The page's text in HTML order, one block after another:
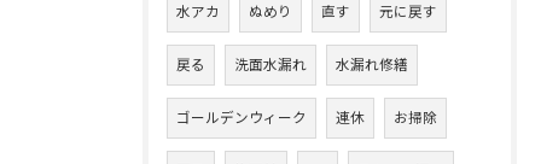
水アカ ぬめり 直す 元に戻す
戻る 洗面水漏れ 水漏れ修繕
ゴールデンウィーク 連休 お掃除